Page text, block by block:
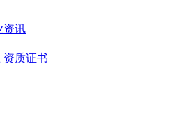
资讯
资质证书